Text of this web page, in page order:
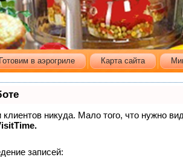
в аэрогриле Карта сайта
никуда. Мало того, что нужно
записей: